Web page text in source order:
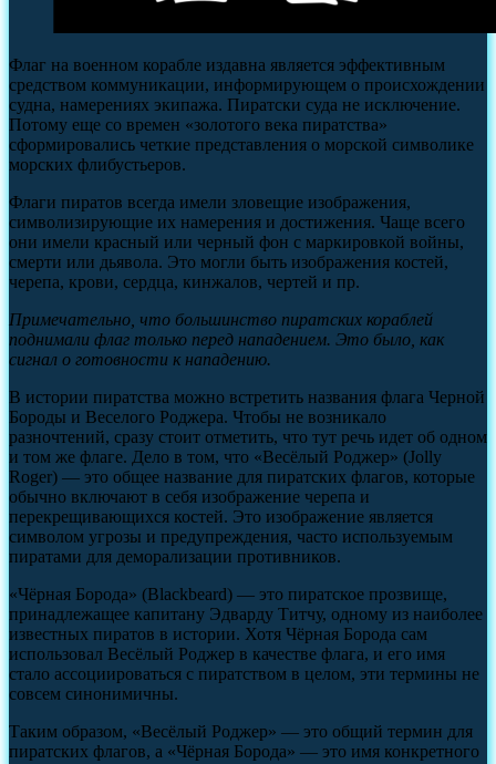
Флаг на военном корабле издавна является эффективным
средством коммуникации, информирующем о происхождении
судна, намерениях экипажа. Пиратски суда не исключение.
Потому еще со времен «золотого века пиратства»
сформировались четкие представления о морской символике
морских флибустьеров.
Флаги пиратов всегда имели зловещие изображения,
символизирующие их намерения и достижения. Чаще всего
они имели красный или черный фон с маркировкой войны,
смерти или дьявола. Это могли быть изображения костей,
черепа, крови, сердца, кинжалов, чертей и пр.
Примечательно, что большинство пиратских кораблей
поднимали флаг только перед нападением. Это было, как
сигнал о готовности к нападению.
В истории пиратства можно встретить названия флага Черной
Бороды и Веселого Роджера. Чтобы не возникало
разночтений, сразу стоит отметить, что тут речь идет об одном
и том же флаге. Дело в том, что «Весёлый Роджер» (Jolly
Roger) — это общее название для пиратских флагов, которые
обычно включают в себя изображение черепа и
перекрещивающихся костей. Это изображение является
символом угрозы и предупреждения, часто используемым
пиратами для деморализации противников.
«Чёрная Борода» (Blackbeard) — это пиратское прозвище,
принадлежащее капитану Эдварду Титчу, одному из наиболее
известных пиратов в истории. Хотя Чёрная Борода сам
использовал Весёлый Роджер в качестве флага, и его имя
стало ассоциироваться с пиратством в целом, эти термины не
совсем синонимичны.
Таким образом, «Весёлый Роджер» — это общий термин для
пиратских флагов, а «Чёрная Борода» — это имя конкретного